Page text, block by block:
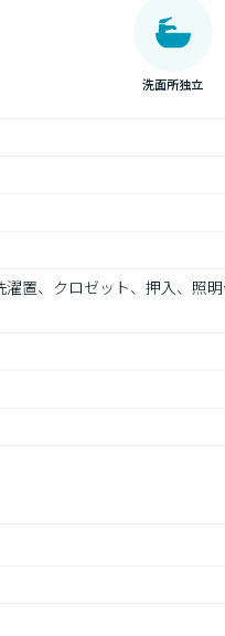
洗面所独立
置、クロゼット、押入、照